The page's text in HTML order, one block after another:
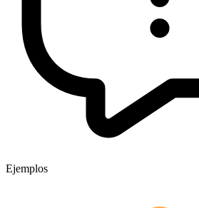
Ejemplos